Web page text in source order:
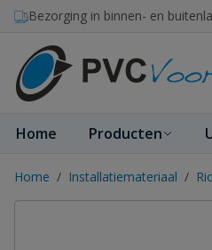
Ga naar de inhoud
Bezorging in binnen- en
Home Producten
Home / Installatiemateriaal /